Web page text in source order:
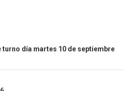
turno día martes 10 de septiembre